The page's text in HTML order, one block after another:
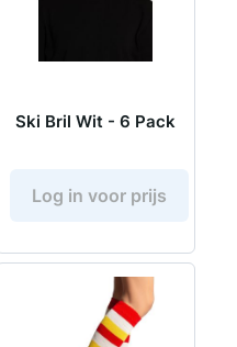
Ski Bril Wit - 6 Pack
Log in voor prijs